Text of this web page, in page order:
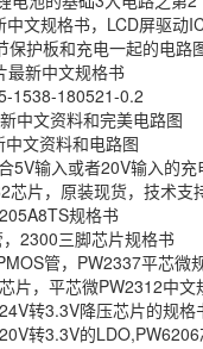
中文规格书，LCD屏驱动
保护板和充电一起的电路
最新中文规格书
1538-180521-0.2
中文资料和完美电路图
中文资料和电路图
5V输入或者20V输入的充
芯片，原装现货，技术支
规格书
2300三脚芯片规格书
管，PW2337平芯微
片，平芯微PW2312中文
转3.3V降压芯片的规格
转3.3V的